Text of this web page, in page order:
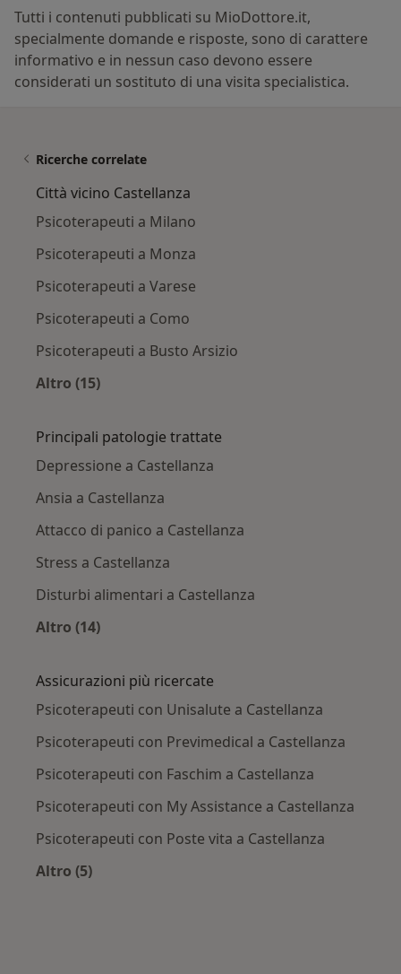
Tutti i contenuti pubblicati su MioDottore.it,
specialmente domande e risposte, sono di carattere
informativo e in nessun caso devono essere
considerati un sostituto di una visita specialistica.
Ricerche correlate
Città vicino Castellanza
Psicoterapeuti a Milano
Psicoterapeuti a Monza
Psicoterapeuti a Varese
Psicoterapeuti a Como
Psicoterapeuti a Busto Arsizio
Altro (15)
Principali patologie trattate
Depressione a Castellanza
Ansia a Castellanza
Attacco di panico a Castellanza
Stress a Castellanza
Disturbi alimentari a Castellanza
Altro (14)
Assicurazioni più ricercate
Psicoterapeuti con Unisalute a Castellanza
Psicoterapeuti con Previmedical a Castellanza
Psicoterapeuti con Faschim a Castellanza
Psicoterapeuti con My Assistance a Castellanza
Psicoterapeuti con Poste vita a Castellanza
Altro (5)